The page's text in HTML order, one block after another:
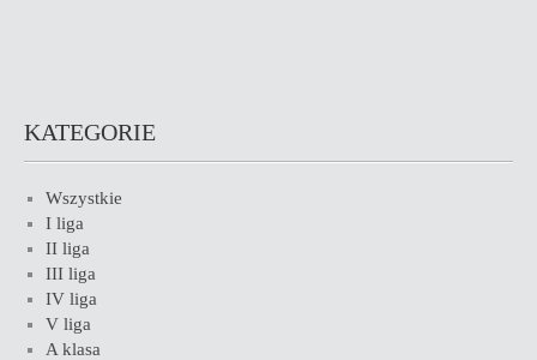
KATEGORIE
Wszystkie
I liga
II liga
III liga
IV liga
V liga
A klasa